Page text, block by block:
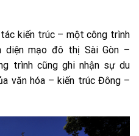
kiến trúc – một công trình
diện mạo đô thị Sài Gòn –
trình cũng ghi nhận sự du
văn hóa – kiến trúc Đông –